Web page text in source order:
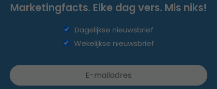
Marketingfacts. Elke dag vers. Mis niks!
Dagelijkse nieuwsbrief
Wekelijkse nieuwsbrief